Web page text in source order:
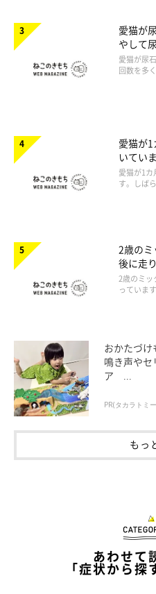
愛猫が
やして
らいい
愛猫が尿
回数を多
愛猫が
いてい
言われ
愛猫が1
す。しば
2歳のミ
後に走
ょうか
2歳のミッ
っていま
おかたづけ
鳴き声や
ア ...
PR(タカラトミ
もっ
あわせて
「症状から